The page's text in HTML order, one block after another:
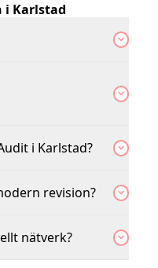
i Karlstad
i Karlstad?
revision?
nätverk?